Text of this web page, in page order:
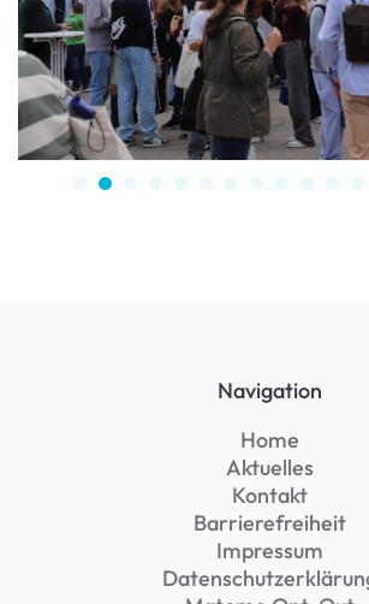
Navigation
Home
Aktuelles
Kontakt
Barrierefreiheit
Impressum